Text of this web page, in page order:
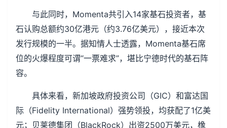
与此同时，Momenta共引入14家基石投资者，基
石认购总额约30亿港元（约3.76亿美元），接近本次
发行规模的一半。据知情人士透露，Momenta基石席
位的火爆程度可谓“一票难求”，堪比宁德时代的基石阵
容。
具体来看，新加坡政府投资公司（GIC）和富达国
际（Fidelity International）强势领投，均获配了1亿美
元；贝莱德集团（BlackRock）出资2500万美元，橡